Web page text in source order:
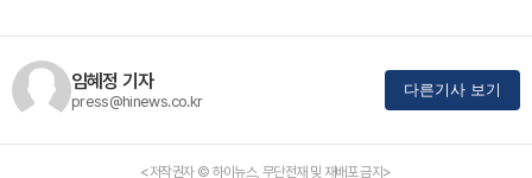
임혜정 기자
press@hinews.co.kr
다른기사 보기
<저작권자 © 하이뉴스, 무단전재 및 재배포 금지>